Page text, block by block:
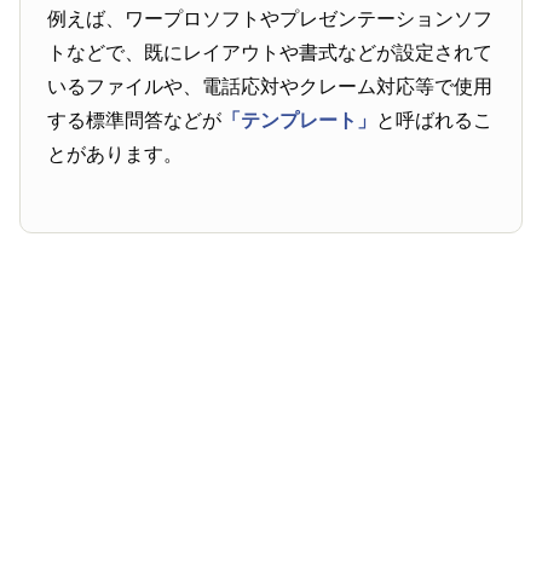
例えば、ワープロソフトやプレゼンテーションソフ
トなどで、既にレイアウトや書式などが設定されて
いるファイルや、電話応対やクレーム対応等で使用
する標準問答などが 「テンプレート」 と呼ばれるこ
とがあります。